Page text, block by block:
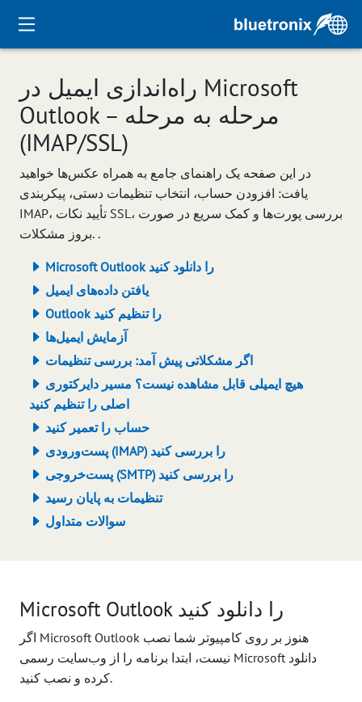
راه‌اندازی ایمیل در Microsoft
Outlook – مرحله به مرحله
(IMAP/SSL)
در این صفحه یک راهنمای جامع به همراه عکس‌ها خواهید
یافت: افزودن حساب، انتخاب تنظیمات دستی، پیکربندی
IMAP، تأیید نکات SSL، بررسی پورت‌ها و کمک سریع در صورت
بروز مشکلات. .
Microsoft Outlook را دانلود کنید
یافتن داده‌های ایمیل
Outlook را تنظیم کنید
آزمایش ایمیل‌ها
اگر مشکلاتی پیش آمد: بررسی تنظیمات
اصلی را تنظیم کنید
حساب را تعمیر کنید
پست‌ورودی (IMAP) را بررسی کنید
پست‌خروجی (SMTP) را بررسی کنید
تنظیمات به پایان رسید
سوالات متداول
Microsoft Outlook را دانلود کنید
اگر Microsoft Outlook هنوز بر روی کامپیوتر شما نصب
نیست، ابتدا برنامه را از وب‌سایت رسمی Microsoft دانلود
کرده و نصب کنید.